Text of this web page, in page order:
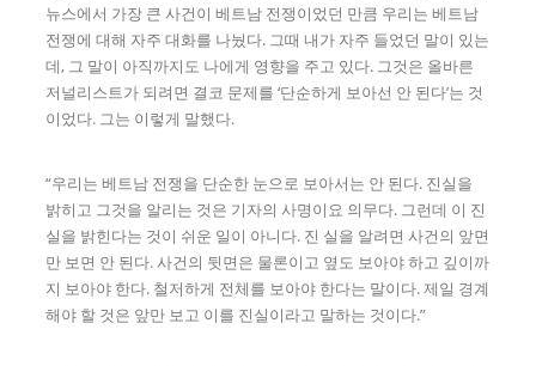
뉴스에서 가장 큰 사건이 베트남 전쟁이었던 만큼 우리는 베트남
전쟁에 대해 자주 대화를 나눴다. 그때 내가 자주 들었던 말이 있는
데, 그 말이 아직까지도 나에게 영향을 주고 있다. 그것은 올바른
저널리스트가 되려면 결코 문제를 ‘단순하게 보아선 안 된다’는 것
이었다. 그는 이렇게 말했다.
“우리는 베트남 전쟁을 단순한 눈으로 보아서는 안 된다. 진실을
밝히고 그것을 알리는 것은 기자의 사명이요 의무다. 그런데 이 진
실을 밝힌다는 것이 쉬운 일이 아니다. 진 실을 알려면 사건의 앞면
만 보면 안 된다. 사건의 뒷면은 물론이고 옆도 보아야 하고 깊이까
지 보아야 한다. 철저하게 전체를 보아야 한다는 말이다. 제일 경계
해야 할 것은 앞만 보고 이를 진실이라고 말하는 것이다.”